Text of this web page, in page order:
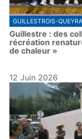
GUILLESTROIS-
Guillestre : des
récréation
de chaleur »
12 Juin 2026